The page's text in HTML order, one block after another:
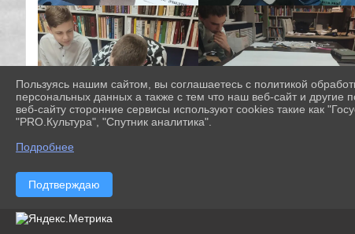
Пользуясь нашим сайтом, вы соглашаетесь с политикой
персональных данных а также с тем что наш веб-сайт и другие
веб-сайту сторонние сервисы используют cookies такие как
"PRO.Культура", "Спутник аналитика".
Подробнее
Подтверждаю